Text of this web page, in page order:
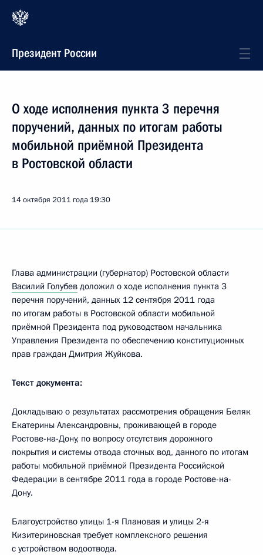
Президент России
О ходе исполнения пункта 3 перечня
поручений, данных по итогам работы
мобильной приёмной Президента
в Ростовской области
14 октября 2011 года 19:30
Глава администрации (губернатор) Ростовской области
Василий Голубев доложил о ходе исполнения пункта 3
перечня поручений, данных 12 сентября 2011 года
по итогам работы в Ростовской области мобильной
приёмной Президента под руководством начальника
Управления Президента по обеспечению конституционных
прав граждан Дмитрия Жуйкова.
Текст документа:
Докладываю о результатах рассмотрения обращения Беляк
Екатерины Александровны, проживающей в городе
Ростове-на-Дону, по вопросу отсутствия дорожного
покрытия и системы отвода сточных вод, данного по итогам
работы мобильной приёмной Президента Российской
Федерации в сентябре 2011 года в городе Ростове-на-
Дону.
Благоустройство улицы 1-я Плановая и улицы 2-я
Кизитериновская требует комплексного решения
с устройством водоотвода.